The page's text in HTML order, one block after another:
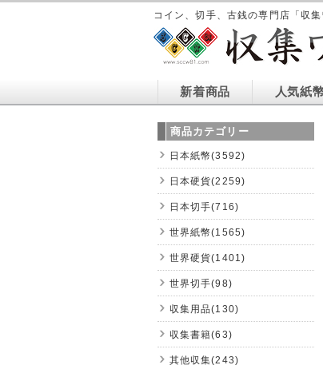
コイン、切手、古銭の専門店「収
新着商品 人気紙
商品カテゴリー
日本紙幣(3592)
日本硬貨(2259)
日本切手(716)
世界紙幣(1565)
世界硬貨(1401)
世界切手(98)
収集用品(130)
収集書籍(63)
其他収集(243)